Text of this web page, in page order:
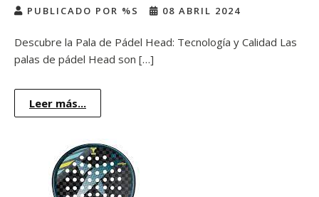
PUBLICADO POR %S 08 ABRIL 2024
Descubre la Pala de Pádel Head: Tecnología y Calidad Las
palas de pádel Head son […]
Leer más...